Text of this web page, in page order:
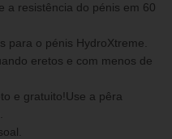
a resistência do pénis em 60
para o pénis HydroXtreme.
eretos e com menos de
e gratuito!Use a pêra